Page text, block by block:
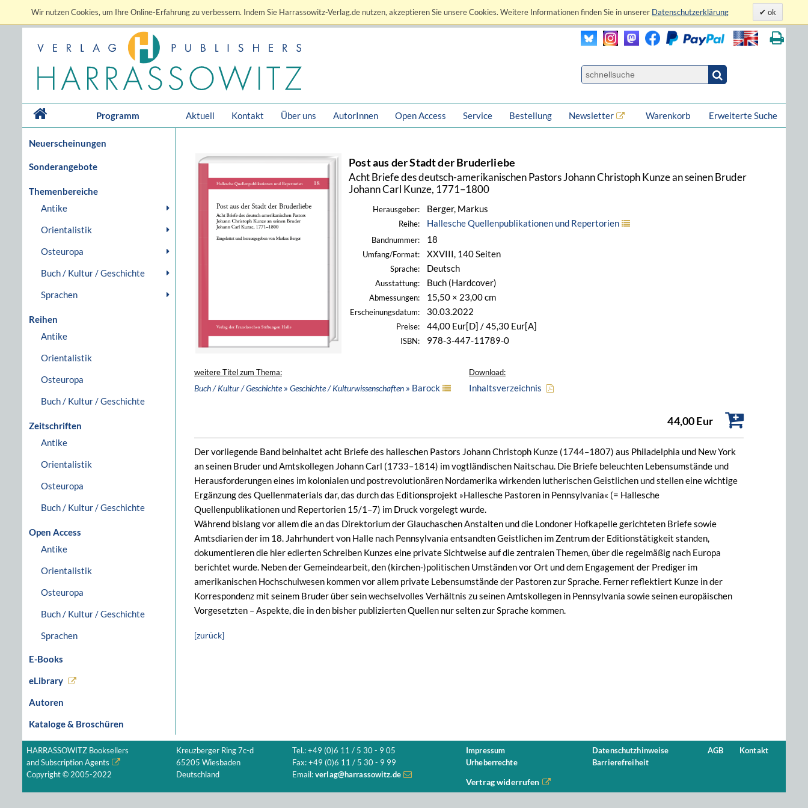
Wir nutzen Cookies, um Ihre Online-Erfahrung zu verbessern. Indem Sie Harrassowitz-Verlag.de nutzen, akzeptieren Sie unsere Cookies. Weitere Informationen finden Sie in unserer Datenschutzerklärung ok
Programm Aktuell Kontakt Über uns AutorInnen Open Access Service Bestellung Newsletter Erweiterte Suche
Warenkorb
Neuerscheinungen
Sonderangebote
Themenbereiche
Antike
Orientalistik
Osteuropa
Buch / Kultur / Geschichte
Sprachen
Reihen
Antike
Orientalistik
Osteuropa
Buch / Kultur / Geschichte
Zeitschriften
Antike
Orientalistik
Osteuropa
Buch / Kultur / Geschichte
Open Access
Antike
Orientalistik
Osteuropa
Buch / Kultur / Geschichte
Sprachen
E-Books
eLibrary
Autoren
Kataloge & Broschüren
Post aus der Stadt der Bruderliebe
Acht Briefe des deutsch-amerikanischen Pastors Johann Christoph Kunze an seinen Bruder
Johann Carl Kunze, 1771–1800
Herausgeber: Berger, Markus
Reihe: Hallesche Quellenpublikationen und Repertorien
Bandnummer: 18
Umfang/Format: XXVIII, 140 Seiten
Sprache: Deutsch
Ausstattung: Buch (Hardcover)
Abmessungen: 15,50 × 23,00 cm
Erscheinungsdatum: 30.03.2022
Preise: 44,00 Eur[D] / 45,30 Eur[A]
ISBN: 978-3-447-11789-0
weitere Titel zum Thema:
Buch / Kultur / Geschichte» Geschichte / Kulturwissenschaften » Barock
Download:
Inhaltsverzeichnis
44,00 Eur
Der vorliegende Band beinhaltet acht Briefe des halleschen Pastors Johann Christoph Kunze (1744–1807) aus Philadelphia und New York
an seinen Bruder und Amtskollegen Johann Carl (1733–1814) im vogtländischen Naitschau. Die Briefe beleuchten Lebensumstände und
Herausforderungen eines im kolonialen und postrevolutionären Nordamerika wirkenden lutherischen Geistlichen und stellen eine wichtige
Ergänzung des Quellenmaterials dar, das durch das Editionsprojekt »Hallesche Pastoren in Pennsylvania« (= Hallesche
Quellenpublikationen und Repertorien 15/1–7) im Druck vorgelegt wurde.
Während bislang vor allem die an das Direktorium der Glauchaschen Anstalten und die Londoner Hofkapelle gerichteten Briefe sowie
Amtsdiarien der im 18. Jahrhundert von Halle nach Pennsylvania entsandten Geistlichen im Zentrum der Editionstätigkeit standen,
dokumentieren die hier edierten Schreiben Kunzes eine private Sichtweise auf die zentralen Themen, über die regelmäßig nach Europa
berichtet wurde. Neben der Gemeindearbeit, den (kirchen-)politischen Umständen vor Ort und dem Engagement der Prediger im
amerikanischen Hochschulwesen kommen vor allem private Lebensumstände der Pastoren zur Sprache. Ferner reflektiert Kunze in der
Korrespondenz mit seinem Bruder über sein wechselvolles Verhältnis zu seinen Amtskollegen in Pennsylvania sowie seinen europäischen
Vorgesetzten – Aspekte, die in den bisher publizierten Quellen nur selten zur Sprache kommen.
[zurück]
HARRASSOWITZ Booksellers
and Subscription Agents
Copyright © 2005-2022
Kreuzberger Ring 7c-d
65205 Wiesbaden
Deutschland
Tel.: +49 (0)6 11 / 5 30 - 9 05
Fax: +49 (0)6 11 / 5 30 - 9 99
Email: verlag@harrassowitz.de
Impressum
Urheberrechte
Datenschutzhinweise
Barrierefreiheit
AGB Kontakt
Vertrag widerrufen